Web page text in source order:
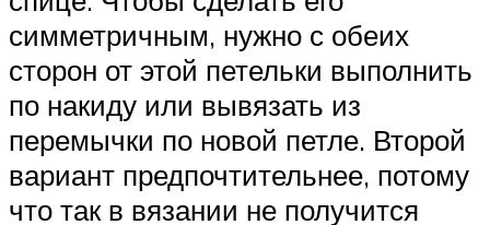
симметричным, нужно с обеих
сторон от этой петельки выполнить
по накиду или вывязать из
перемычки по новой петле. Второй
вариант предпочтительнее, потому
что так в вязании не получится